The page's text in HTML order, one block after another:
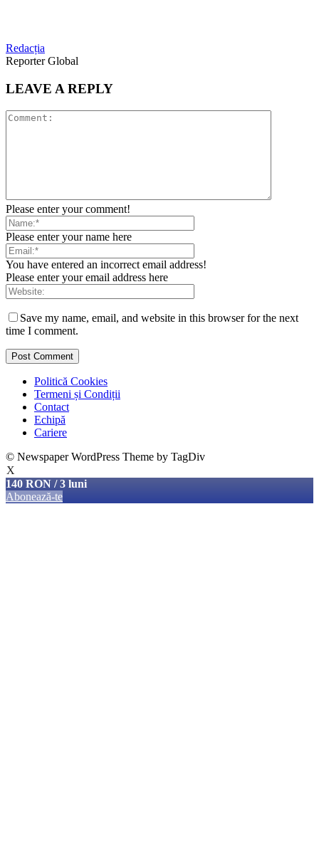
Redacția
Reporter Global
LEAVE A REPLY
Please enter your comment!
Please enter your name here
You have entered an incorrect email address!
Please enter your email address here
Save my name, email, and website in this browser for the next
time I comment.
Politică Cookies
Termeni și Condiții
Contact
Echipă
Cariere
© Newspaper WordPress Theme by TagDiv
X
140 RON / 3 luni
Abonează-te